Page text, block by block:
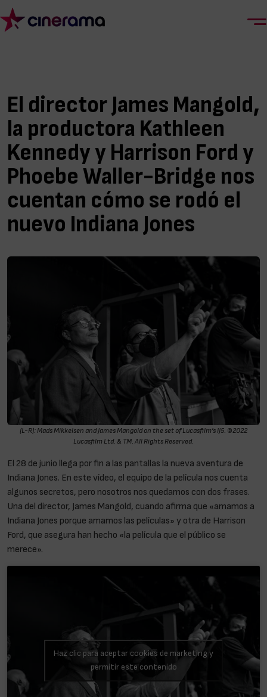
El director James Mangold,
la productora Kathleen
Kennedy y Harrison Ford y
Phoebe Waller-Bridge nos
cuentan cómo se rodó el
nuevo Indiana Jones
(L-R): Mads Mikkelsen and James Mangold on the set of Lucasfilm’s IJ5. ©2022
Lucasfilm Ltd. & TM. All Rights Reserved.
El 28 de junio llega por fin a las pantallas la nueva aventura de
Indiana Jones. En este vídeo, el equipo de la película nos cuenta
algunos secretos, pero nosotros nos quedamos con dos frases.
Una del director, James Mangold, cuando afirma que «amamos a
Indiana Jones porque amamos las películas» y otra de Harrison
Ford, que asegura han hecho «la película que el público se
merece».
Haz clic para aceptar cookies de marketing y
permitir este contenido